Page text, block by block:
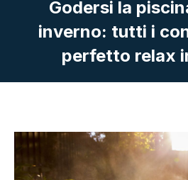
Godersi la
inverno: tutti i
perfetto relax